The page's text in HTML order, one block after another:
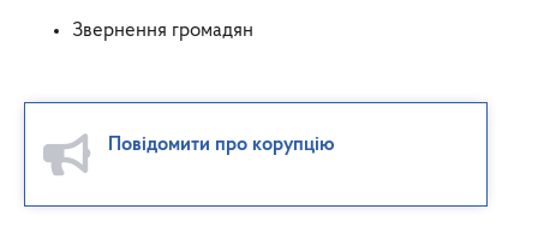
Звернення громадян
Повідомити про корупцію